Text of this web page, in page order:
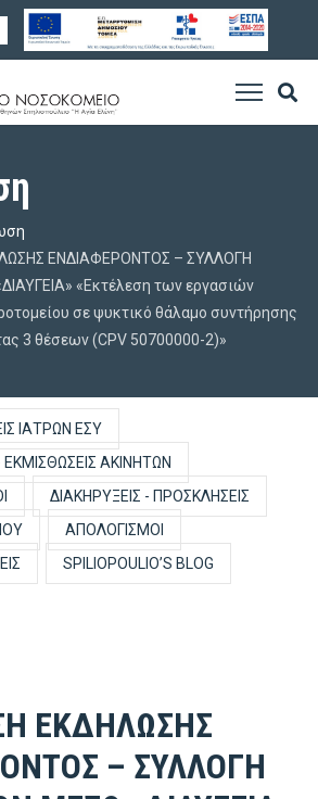
ΕΝΔΙΑΦΕΡΟΝΤΟΣ – ΣΥΛΛΟΓΗ
«Εκτέλεση των εργασιών
σε ψυκτικό θάλαμο συντήρησης
3 θέσεων (CPV 50700000-2)»
ΙΑΤΡΏΝ ΕΣΥ
ΕΚΜΙΣΘΏΣΕΙΣ ΑΚΙΝΉΤΩΝ
ΔΙΑΚΗΡΎΞΕΙΣ - ΠΡΟΣΚΛΉΣΕΙΣ
ΑΠΟΛΟΓΙΣΜΟΊ
SPILIOPOULIO’S BLOG
ΕΚΔΗΛΩΣΗΣ
– ΣΥΛΛΟΓΗ